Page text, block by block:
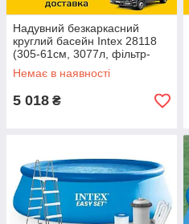
Надувний безкаркасний
круглий басейн Intex 28118
(305-61см, 3077л, фільтр-
насосом 220V) Синій
Немає в наявності
5 018 ₴